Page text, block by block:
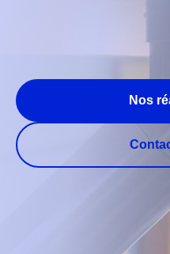
Nos